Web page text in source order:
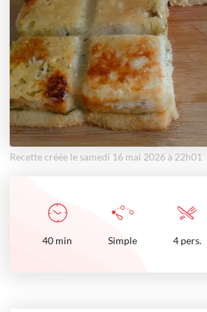
Recette créée le samedi 16 mai 2026 à 22h01
40 min Simple 4 pers.